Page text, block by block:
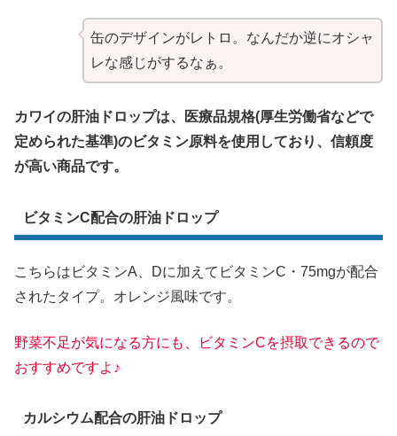
缶のデザインがレトロ。なんだか逆にオシャ
レな感じがするなぁ。
カワイの肝油ドロップは、医療品規格(厚生労働省などで
定められた基準)のビタミン原料を使用しており、信頼度
が高い商品です。
ビタミンC配合の肝油ドロップ
こちらはビタミンA、Dに加えてビタミンC・75mgが配合
されたタイプ。オレンジ風味です。
野菜不足が気になる方にも、ビタミンCを摂取できるので
おすすめですよ♪
カルシウム配合の肝油ドロップ